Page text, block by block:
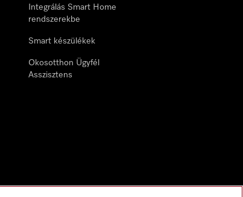
Integrálás Smart Home
rendszerekbe
Smart készülékek
Okosotthon Ügyfél
Asszisztens